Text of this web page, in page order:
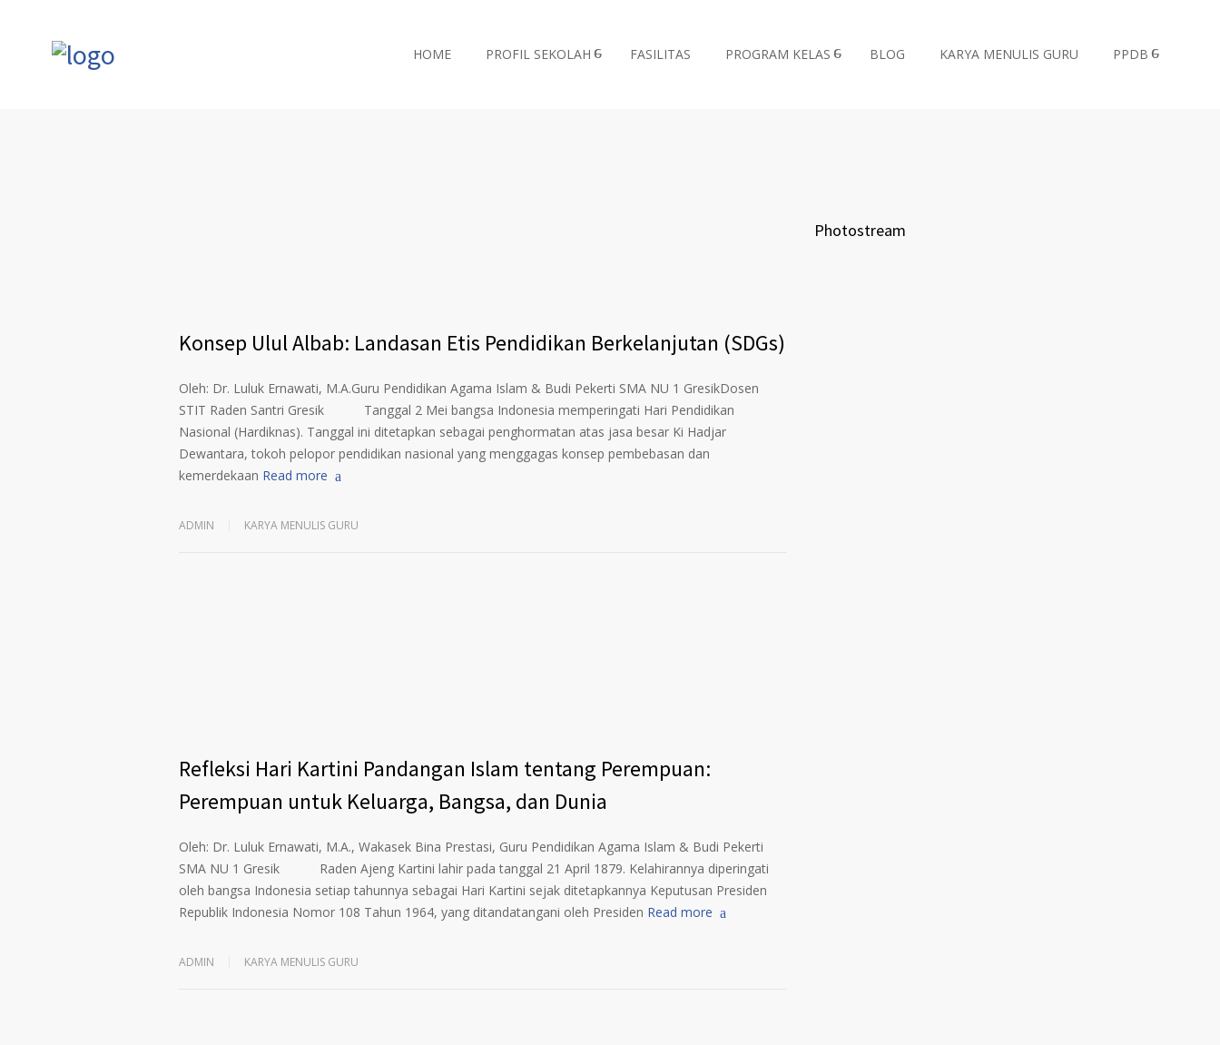
HOME PROFIL SEKOLAH FASILITAS PROGRAM KELAS BLOG KARYA MENULIS GURU PPDB
Konsep Ulul Albab: Landasan Etis Pendidikan Berkelanjutan (SDGs)
Oleh: Dr. Luluk Ernawati, M.A.Guru Pendidikan Agama Islam & Budi Pekerti SMA NU 1 GresikDosen
STIT Raden Santri Gresik Tanggal 2 Mei bangsa Indonesia memperingati Hari Pendidikan
Nasional (Hardiknas). Tanggal ini ditetapkan sebagai penghormatan atas jasa besar Ki Hadjar
Dewantara, tokoh pelopor pendidikan nasional yang menggagas konsep pembebasan dan
kemerdekaan Read more
ADMIN KARYA MENULIS GURU
Refleksi Hari Kartini Pandangan Islam tentang Perempuan:
Perempuan untuk Keluarga, Bangsa, dan Dunia
Oleh: Dr. Luluk Ernawati, M.A., Wakasek Bina Prestasi, Guru Pendidikan Agama Islam & Budi Pekerti
SMA NU 1 Gresik Raden Ajeng Kartini lahir pada tanggal 21 April 1879. Kelahirannya diperingati
oleh bangsa Indonesia setiap tahunnya sebagai Hari Kartini sejak ditetapkannya Keputusan Presiden
Republik Indonesia Nomor 108 Tahun 1964, yang ditandatangani oleh Presiden Read more
ADMIN KARYA MENULIS GURU
Photostream